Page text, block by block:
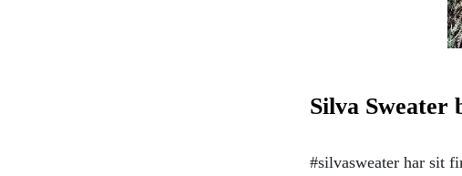
Silva Sweater
#silvasweater har sit